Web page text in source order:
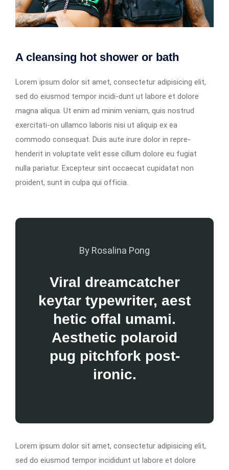
A cleansing hot shower or bath
Lorem ipsum dolor sit amet, consectetur adipisicing elit,
sed do eiusmod tempor incidi-dunt ut labore et dolore
magna aliqua. Ut enim ad minim veniam, quis nostrud
exercitati-on ullamco laboris nisi ut aliquip ex ea
commodo consequat. Duis aute irure dolor in repre-
henderit in voluptate velit esse cillum dolore eu fugiat
nulla pariatur. Excepteur sint occaecat cupidatat non
proident, sunt in culpa qui officia.
By Rosalina Pong
Viral dreamcatcher
keytar typewriter, aest
hetic offal umami.
Aesthetic polaroid
pug pitchfork post-
ironic.
Lorem ipsum dolor sit amet, consectetur adipisicing elit,
sed do eiusmod tempor incididunt ut labore et dolore